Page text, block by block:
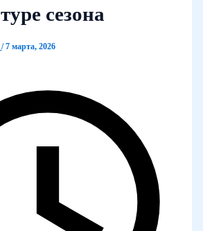
сезона
/7 марта, 2026